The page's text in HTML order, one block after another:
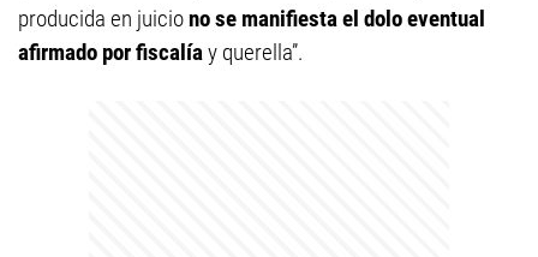
producida en juiciono se manifiesta el dolo eventual
afirmado por fiscalíay querella”.